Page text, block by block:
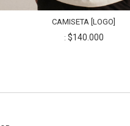
CAMISETA [LOGO]
$140.000